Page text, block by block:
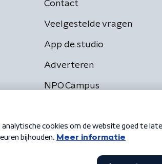
Contact
Veelgestelde vragen
App de studio
Adverteren
NPO Campus